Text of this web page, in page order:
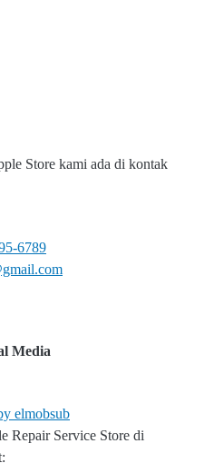
Store kami ada di kontak
6789
Media
elmobsub
Repair Service Store di